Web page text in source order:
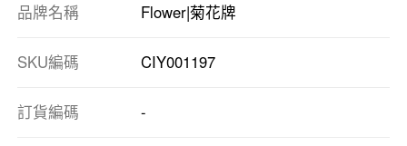
品牌名稱 Flower|菊花牌
SKU編碼 CIY001197
訂貨編碼 -